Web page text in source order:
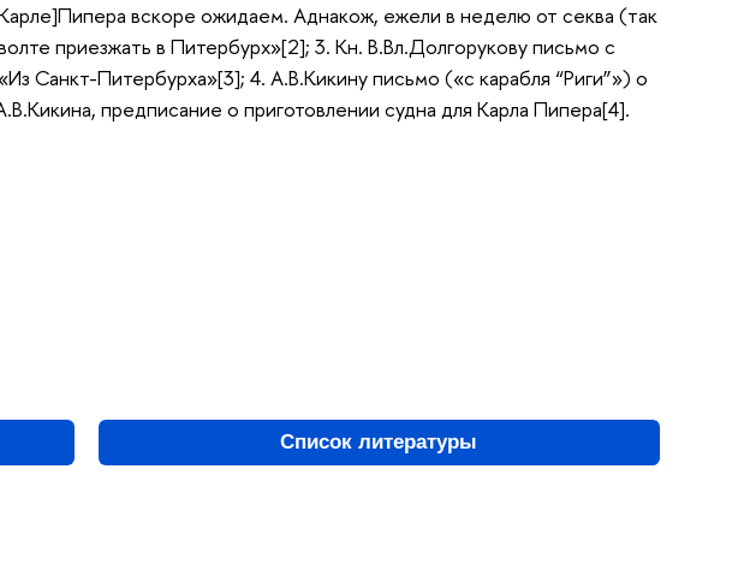
вскоре ожидаем. Аднакож, ежели в неделю от секва (так
приезжать в Питербурх»[2]; 3. Кн. В.Вл.Долгорукову письмо с
Санкт-Питербурха»[3]; 4. А.В.Кикину письмо («с карабля “Риги”») о
предписание о приготовлении судна для Карла Пипера[4].
Список литературы